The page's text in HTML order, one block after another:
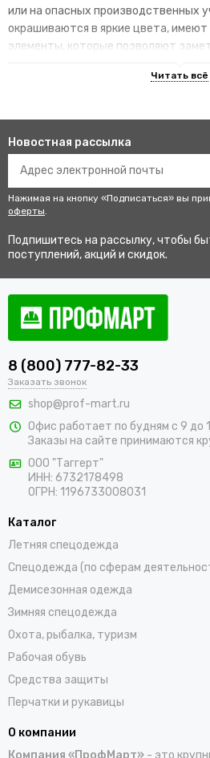
или на опасных производственных
окрашиваются в яркие цвета,
элементы, которые позволяют
изделий
Гарантируют улучшенную
безопасность на рабочем
снижается риск аварии и
Не мешаются во время
Соответствуют стандартам
Купить одежду
работников оптом и в
доставкой по Кудрово
В интернет-магазине «ПрофМарт»
одежду для персонала. Мы работаем
розничными покупателями.
жилеты, сезонные костюмы, брюки и
униформы в ярких заметных цветах.
которые оформляются на сайте,
и остальным населенным пунктам
Новостная рассылка
Нажимая на кнопку «Подписаться» вы
оферты.
Подпишитесь на рассылку, чтобы
поступлений, акций и скидок.
8 (800) 777-82-33
Заказать звонок
shop@prof-mart.ru
Офис работает по будням с 9 до
Заказы на сайте принимаются
ООО "Таггерт"
ИНН: 6732178498
ОГРН: 1196733008031
Каталог
Летняя спецодежда
Спецодежда (по сферам
Демисезонная одежда
Зимняя спецодежда
Охота, рыбалка, туризм
Рабочая обувь
Средства защиты
Перчатки и рукавицы
О компании
Компания «ПрофМарт» - это